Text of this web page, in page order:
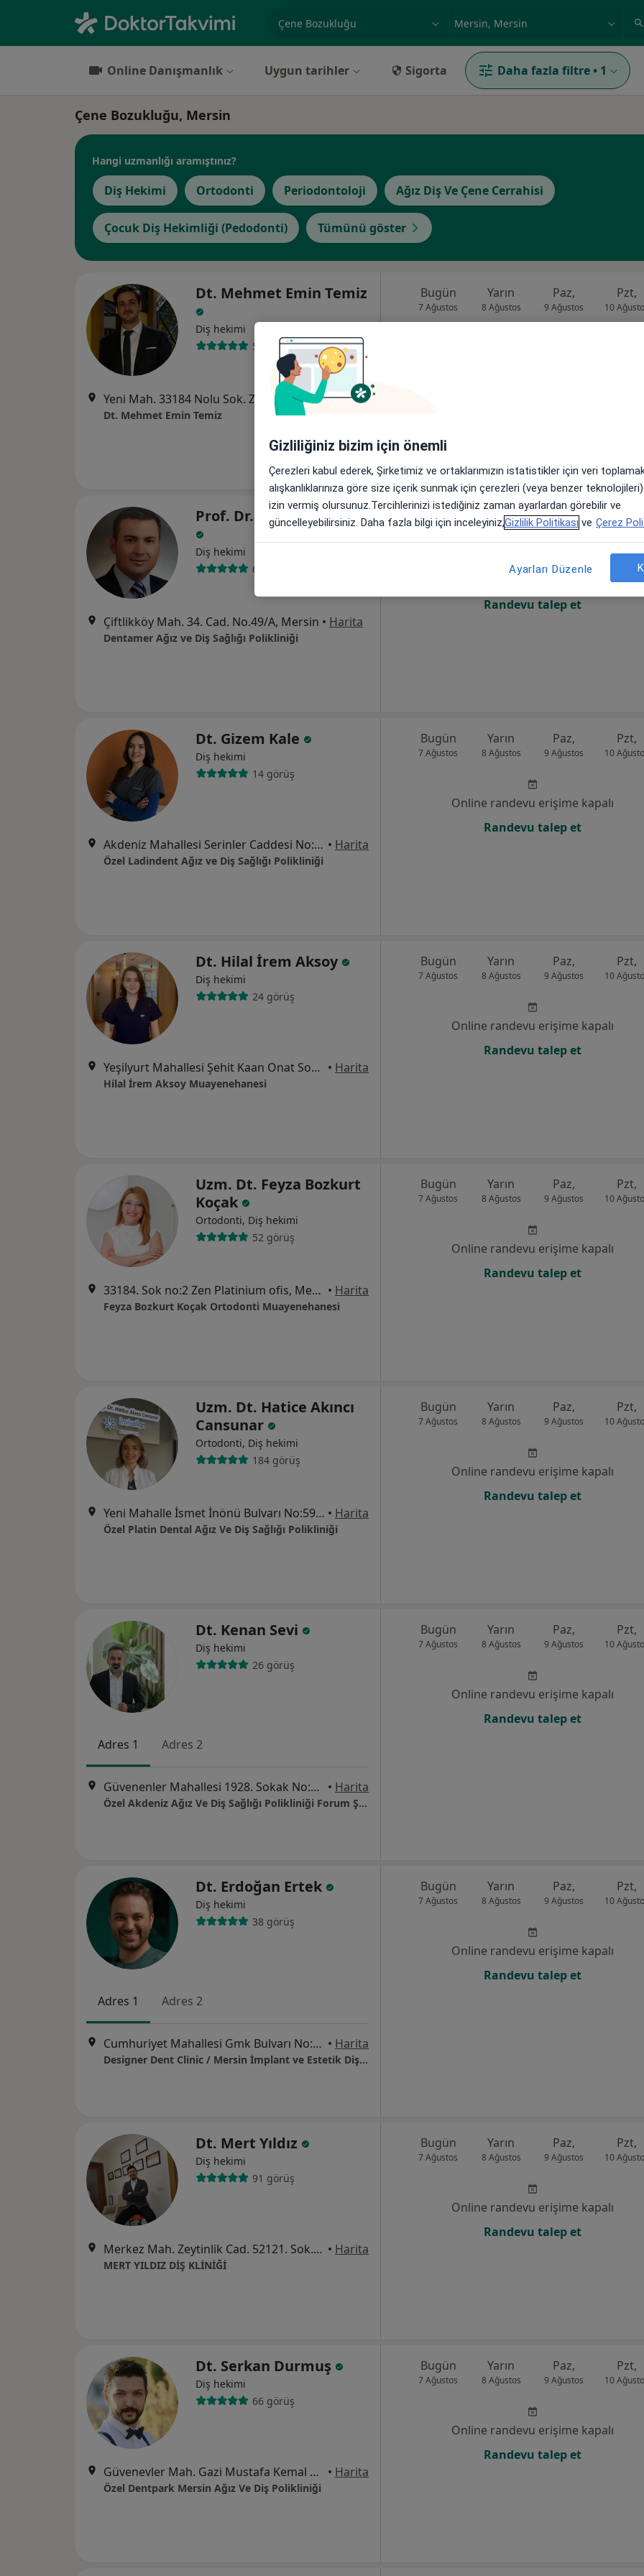
Online Danışmanlık Uygun tarihler Sigorta Daha fazla filtre • 1
Çene Bozukluğu, Mersin
Hangi uzmanlığı aramıştınız?
Diş Hekimi Ortodonti Periodontoloji Ağız Diş Ve Çene Cerrahisi
Çocuk Diş Hekimliği (Pedodonti) Tümünü göster
Dt. Mehmet Emin Temiz
Diş hekimi
5 görüş
Yeni Mah. 33184 Nolu Sok. Zen Platinum Office Kat :2/5, Yenişehir •Harita
Dt. Mehmet Emin Temiz
Bugün
7 Ağustos
Yarın
8 Ağustos
Paz,
9 Ağustos
Pzt,
10
Prof. Dr. Yıldıray Şişman
Diş hekimi
68 görüş
Çiftlikköy Mah. 34. Cad. No.49/A, Mersin • Harita
Dentamer Ağız ve Diş Sağlığı Polikliniği
Bugün
7 Ağustos
Yarın
8 Ağustos
Paz,
9 Ağustos
Pzt,
10
Online randevu erişime kapalı
Randevu talep et
Dt. Gizem Kale
Diş hekimi
14 görüş
Akdeniz Mahallesi Serinler Caddesi No:13-A, Erdemli • Harita
Özel Ladindent Ağız ve Diş Sağlığı Polikliniği
Bugün
7 Ağustos
Yarın
8 Ağustos
Paz,
9 Ağustos
Pzt,
10
Online randevu erişime kapalı
Randevu talep et
Dt. Hilal İrem Aksoy
Diş hekimi
24 görüş
Yeşilyurt Mahallesi Şehit Kaan Onat Sokak No:1/2, Tarsus • Harita
Hilal İrem Aksoy Muayenehanesi
Bugün
7 Ağustos
Yarın
8 Ağustos
Paz,
9 Ağustos
Pzt,
10
Online randevu erişime kapalı
Randevu talep et
Uzm. Dt. Feyza Bozkurt
Koçak
Ortodonti, Diş hekimi
52 görüş
33184. Sok no:2 Zen Platinium ofis, Mersin • Harita
Feyza Bozkurt Koçak Ortodonti Muayenehanesi
Bugün
7 Ağustos
Yarın
8 Ağustos
Paz,
9 Ağustos
Pzt,
10
Online randevu erişime kapalı
Randevu talep et
Uzm. Dt. Hatice Akıncı
Cansunar
Ortodonti, Diş hekimi
184 görüş
Yeni Mahalle İsmet İnönü Bulvarı No:59 Ofisium34, Mersin • Harita
Özel Platin Dental Ağız Ve Diş Sağlığı Polikliniği
Bugün
7 Ağustos
Yarın
8 Ağustos
Paz,
9 Ağustos
Pzt,
10
Online randevu erişime kapalı
Randevu talep et
Dt. Kenan Sevi
Diş hekimi
26 görüş
Adres 1 Adres 2
Güvenenler Mahallesi 1928. Sokak No:7 Palm Ofis, Yenişehir • Harita
Özel Akdeniz Ağız Ve Diş Sağlığı Polikliniği Forum Şube
Bugün
7 Ağustos
Yarın
8 Ağustos
Paz,
9 Ağustos
Pzt,
10
Online randevu erişime kapalı
Randevu talep et
Dt. Erdoğan Ertek
Diş hekimi
38 görüş
Adres 1 Adres 2
Cumhuriyet Mahallesi Gmk Bulvarı No:961-BA, Mezitli • Harita
Designer Dent Clinic / Mersin İmplant ve Estetik Diş Hekimliği
Bugün
7 Ağustos
Yarın
8 Ağustos
Paz,
9 Ağustos
Pzt,
10
Online randevu erişime kapalı
Randevu talep et
Dt. Mert Yıldız
Diş hekimi
91 görüş
Merkez Mah. Zeytinlik Cad. 52121. Sok. No:4 Koşuyolu 2 Apt. Kat:1 Daire:2, Mersin • Harita
MERT YILDIZ DİŞ KLİNİĞİ
Bugün
7 Ağustos
Yarın
8 Ağustos
Paz,
9 Ağustos
Pzt,
10
Online randevu erişime kapalı
Randevu talep et
Dt. Serkan Durmuş
Diş hekimi
66 görüş
Güvenevler Mah. Gazi Mustafa Kemal Bulvarı Akdeniz Apt No:352/3 kat:1(Pozcu Kitapsan yanı Platin üstü), Mersin • Harita
Özel Dentpark Mersin Ağız Ve Diş Polikliniği
Bugün
7 Ağustos
Yarın
8 Ağustos
Paz,
9 Ağustos
Pzt,
10
Online randevu erişime kapalı
Randevu talep et
Gizliliğiniz bizim için önemli
Çerezleri kabul ederek, Şirketimiz ve ortaklarımızın istatistikler için veri
alışkanlıklarınıza göre size içerik sunmak için çerezleri (veya benzer
izin vermiş olursunuz.Tercihlerinizi istediğiniz zaman ayarlardan görebilir ve
güncelleyebilirsiniz. Daha fazla bilgi için inceleyiniz,Gizlilik Politikası ve Çerez
Ayarları Düzenle